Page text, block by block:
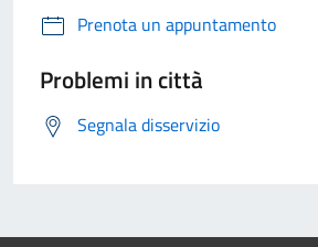
Prenota un appuntamento
Problemi in città
Segnala disservizio